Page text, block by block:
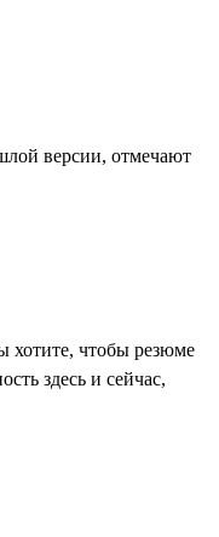
версии, отмечают
хотите, чтобы резюме
здесь и сейчас,